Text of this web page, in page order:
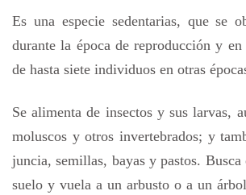
Es una especie sedentarias, que se
durante la época de reproducción y
de hasta siete individuos en otras
Se alimenta de insectos y sus larvas,
moluscos y otros invertebrados; y
juncia, semillas, bayas y pastos.
suelo y vuela a un arbusto o a un